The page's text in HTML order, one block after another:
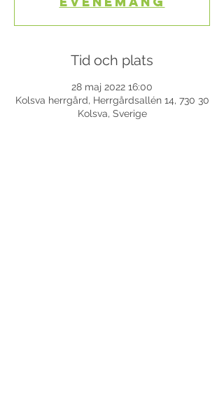
Tid och plats
28 maj 2022 16:00
Kolsva herrgård, Herrgårdsallén 14, 730 30
Kolsva, Sverige